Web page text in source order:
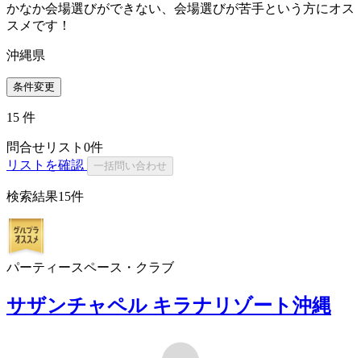
かなか会場選びができない、会場選びが苦手という方にオス
スメです！
沖縄県
条件変更
15 件
問合せリスト 0件
リストを確認
一括問い合わせ
検索結果15件
パーティースペース・クラブ
サザンチャペル キラナリゾート沖縄